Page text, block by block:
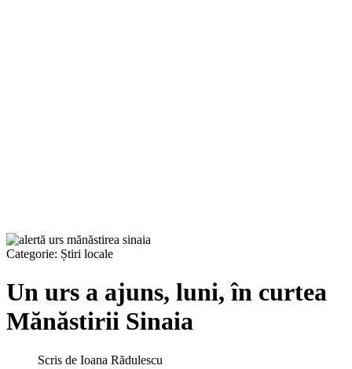
Categorie: Știri locale
Un urs a ajuns, luni, în curtea
Mănăstirii Sinaia
Scris de Ioana Rădulescu